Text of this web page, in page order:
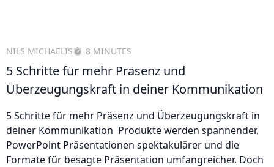
NILS MICHAELIS 8 MINUTES
5 Schritte für mehr Präsenz und
Überzeugungskraft in deiner Kommunikation
5 Schritte für mehr Präsenz und Überzeugungskraft in
deiner Kommunikation Produkte werden spannender,
PowerPoint Präsentationen spektakulärer und die
Formate für besagte Präsentation umfangreicher. Doch